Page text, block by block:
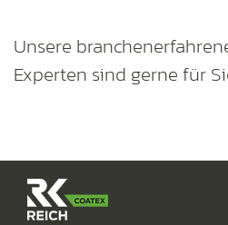
Unsere
Experten sind gerne für